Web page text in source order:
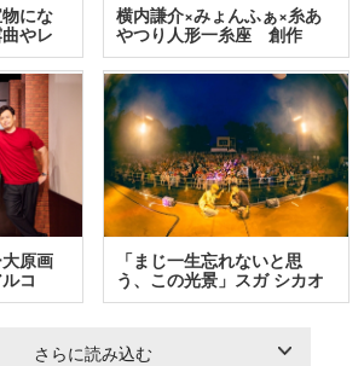
にな
やレ
横内謙介×みょんふぁ×糸あ
やつり人形一糸座 創作
人…
大原画
コ
「まじ一生忘れないと思
う、この光景」スガ シカオ
と…
さらに読み込む